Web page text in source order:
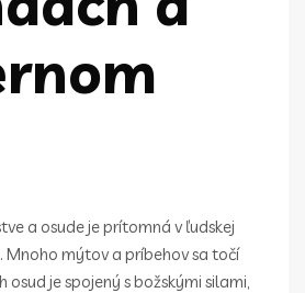
a osude je prítomná v ľudskej
mýtov a príbehov sa točí
je spojený s božskými silami,